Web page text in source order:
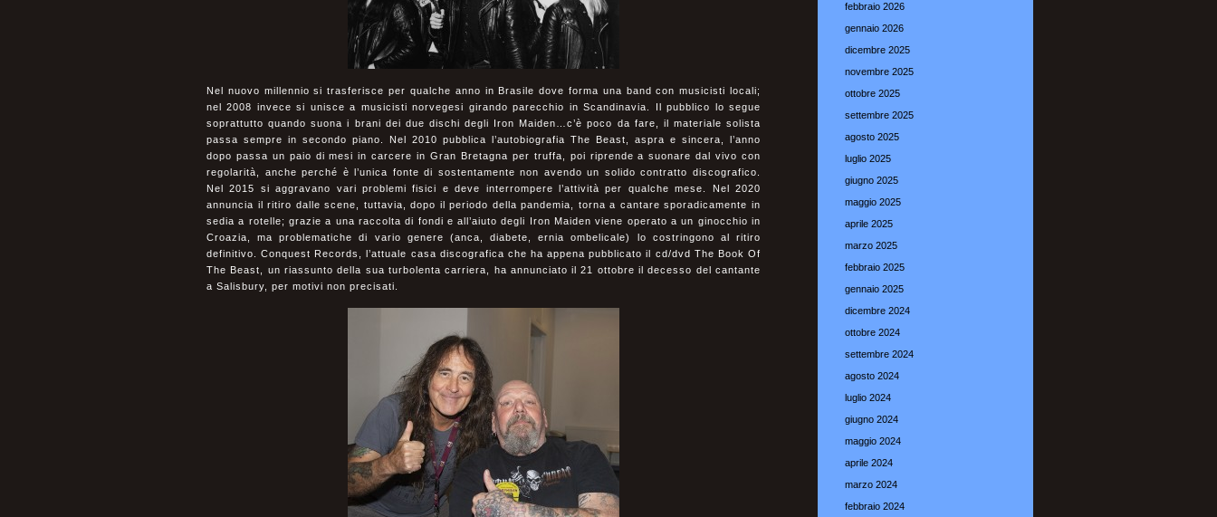
Nel nuovo millennio si trasferisce per qualche anno in Brasile dove forma una band con musicisti locali;
nel 2008 invece si unisce a musicisti norvegesi girando parecchio in Scandinavia. Il pubblico lo segue
soprattutto quando suona i brani dei due dischi degli Iron Maiden…c’è poco da fare, il materiale solista
passa sempre in secondo piano. Nel 2010 pubblica l’autobiografia The Beast, aspra e sincera, l’anno
dopo passa un paio di mesi in carcere in Gran Bretagna per truffa, poi riprende a suonare dal vivo con
regolarità, anche perché è l’unica fonte di sostentamente non avendo un solido contratto discografico.
Nel 2015 si aggravano vari problemi fisici e deve interrompere l’attività per qualche mese. Nel 2020
annuncia il ritiro dalle scene, tuttavia, dopo il periodo della pandemia, torna a cantare sporadicamente in
sedia a rotelle; grazie a una raccolta di fondi e all’aiuto degli Iron Maiden viene operato a un ginocchio in
Croazia, ma problematiche di vario genere (anca, diabete, ernia ombelicale) lo costringono al ritiro
definitivo. Conquest Records, l’attuale casa discografica che ha appena pubblicato il cd/dvd The Book Of
The Beast, un riassunto della sua turbolenta carriera, ha annunciato il 21 ottobre il decesso del cantante
a Salisbury, per motivi non precisati.
febbraio 2026
gennaio 2026
dicembre 2025
novembre 2025
ottobre 2025
settembre 2025
agosto 2025
luglio 2025
giugno 2025
maggio 2025
aprile 2025
marzo 2025
febbraio 2025
gennaio 2025
dicembre 2024
ottobre 2024
settembre 2024
agosto 2024
luglio 2024
giugno 2024
maggio 2024
aprile 2024
marzo 2024
febbraio 2024